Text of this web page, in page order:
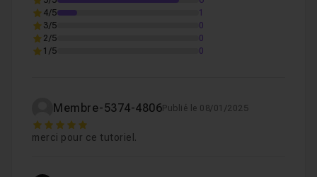
4/5
1
3/5
0
2/5
0
1/5
0
Membre-5374-4806Publié le 08/01/2025
5
merci pour ce tutoriel.